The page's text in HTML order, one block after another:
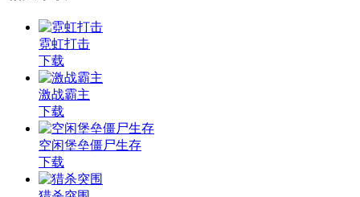
霓虹打击
下载
激战霸主
下载
空闲堡垒僵尸生存
下载